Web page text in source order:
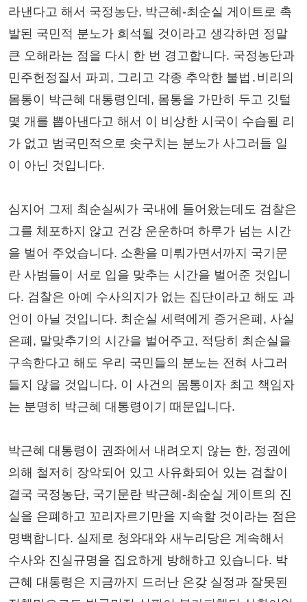
라낸다고 해서 국정농단, 박근혜-최순실 게이트로 촉
발된 국민적 분노가 희석될 것이라고 생각하면 정말
큰 오해라는 점을 다시 한 번 경고합니다. 국정농단과
민주헌정질서 파괴, 그리고 각종 추악한 불법․비리의
몸통이 박근혜 대통령인데, 몸통을 가만히 두고 깃털
몇 개를 뽑아낸다고 해서 이 비상한 시국이 수습될 리
가 없고 범국민적으로 솟구치는 분노가 사그러들 일
이 아닌 것입니다.
심지어 그제 최순실씨가 국내에 들어왔는데도 검찰은
그를 체포하지 않고 건강 운운하며 하루가 넘는 시간
을 벌어 주었습니다. 소환을 미뤄가면서까지 국기문
란 사범들이 서로 입을 맞추는 시간을 벌어준 것입니
다. 검찰은 아예 수사의지가 없는 집단이라고 해도 과
언이 아닐 것입니다. 최순실 세력에게 증거은폐, 사실
은폐, 말맞추기의 시간을 벌어주고, 적당히 최순실을
구속한다고 해도 우리 국민들의 분노는 전혀 사그러
들지 않을 것입니다. 이 사건의 몸통이자 최고 책임자
는 분명히 박근혜 대통령이기 때문입니다.
박근혜 대통령이 권좌에서 내려오지 않는 한, 정권에
의해 철저히 장악되어 있고 사유화되어 있는 검찰이
결국 국정농단, 국기문란 박근혜-최순실 게이트의 진
실을 은폐하고 꼬리자르기만을 지속할 것이라는 점은
명백합니다. 실제로 청와대와 새누리당은 계속해서
수사와 진실규명을 집요하게 방해하고 있습니다. 박
근혜 대통령은 지금까지 드러난 온갖 실정과 잘못된